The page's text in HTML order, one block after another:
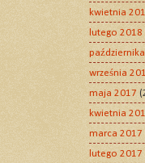
kwietnia
lutego 2018
września
maja 2017
kwietnia
marca 2017
lutego 2017